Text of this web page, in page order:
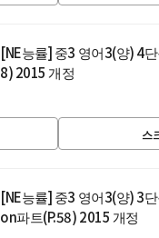
[NE능률] 중3 영어3(양) 4
8) 2015 개정
스
[NE능률] 중3 영어3(양) 3
on파트(P.58) 2015 개정